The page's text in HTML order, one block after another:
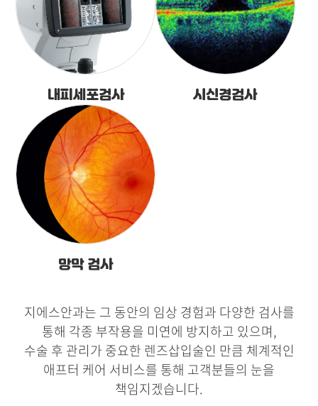
내피세포검사 시신경검사
망막 검사
지에스안과는 그 동안의 임상 경험과 다양한 검사를
통해 각종 부작용을 미연에 방지하고 있으며,
수술 후 관리가 중요한 렌즈삽입술인 만큼 체계적인
애프터 케어 서비스를 통해 고객분들의 눈을
책임지겠습니다.